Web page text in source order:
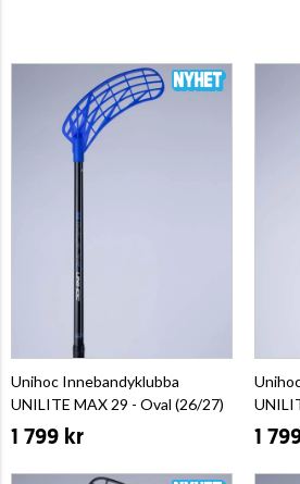
Unihoc Innebandyklubba
UNILITE MAX 29 - Oval (26/27)
1 799 kr 1